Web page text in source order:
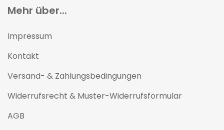
Mehr über...
Impressum
Kontakt
Versand- & Zahlungsbedingungen
Widerrufsrecht & Muster-Widerrufsformular
AGB